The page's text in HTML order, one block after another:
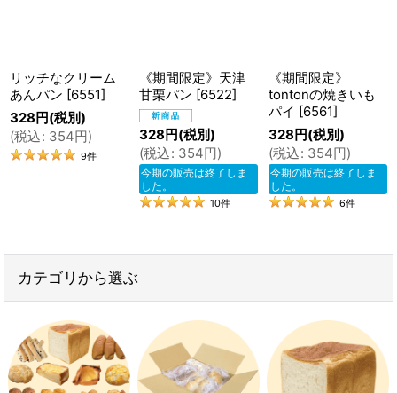
絞り込む
リッチなクリーム
あんパン [6551]
328 円(税別)
(税込: 354円)
9件
《期間限定》天津
甘栗パン [6522]
328 円(税別)
(税込: 354円)
今期の販売は終了しま
した。
10件
《期間限定》
tontonの焼きいも
パイ [6561]
328 円(税別)
(税込: 354円)
今期の販売は終了しま
した。
6件
カテゴリから選ぶ